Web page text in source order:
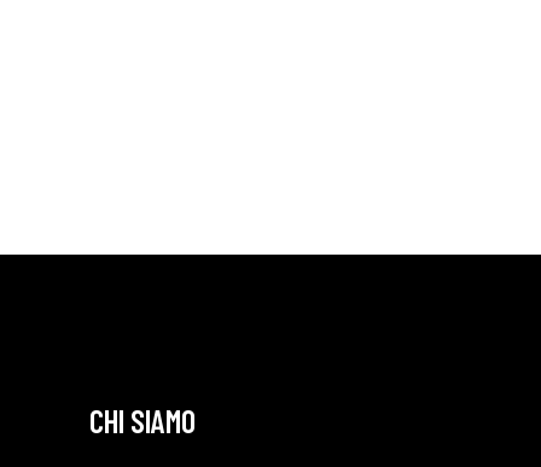
CHI SIAMO